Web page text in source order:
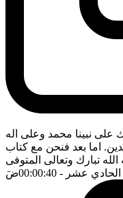
على نبينا محمد وعلى اله
اما بعد فنحن مع كتاب
تبارك وتعالى المتوفى
عشر - 00:00:40 ضَ